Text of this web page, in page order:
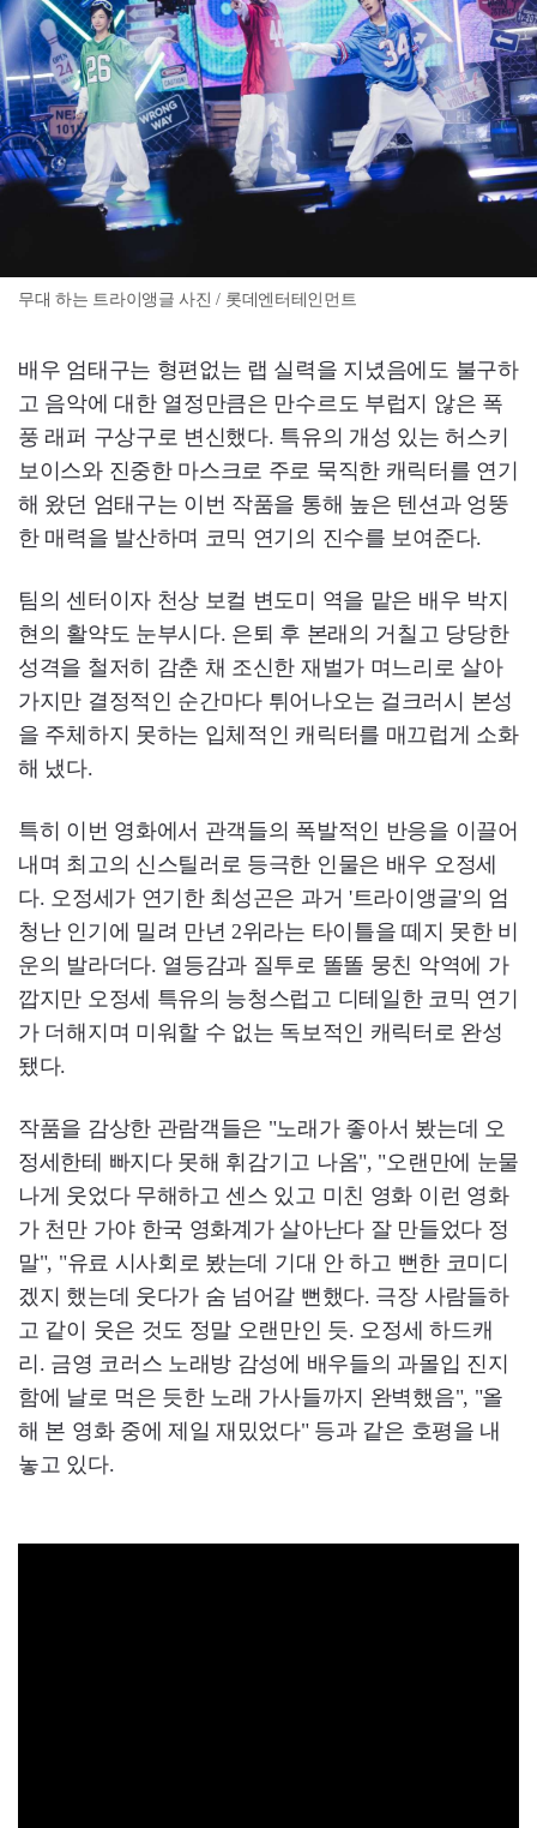
무대 하는 트라이앵글 사진 / 롯데엔터테인먼트
배우 엄태구는 형편없는 랩 실력을 지녔음에도 불구하
고 음악에 대한 열정만큼은 만수르도 부럽지 않은 폭
풍 래퍼 구상구로 변신했다. 특유의 개성 있는 허스키
보이스와 진중한 마스크로 주로 묵직한 캐릭터를 연기
해 왔던 엄태구는 이번 작품을 통해 높은 텐션과 엉뚱
한 매력을 발산하며 코믹 연기의 진수를 보여준다.
팀의 센터이자 천상 보컬 변도미 역을 맡은 배우 박지
현의 활약도 눈부시다. 은퇴 후 본래의 거칠고 당당한
성격을 철저히 감춘 채 조신한 재벌가 며느리로 살아
가지만 결정적인 순간마다 튀어나오는 걸크러시 본성
을 주체하지 못하는 입체적인 캐릭터를 매끄럽게 소화
해 냈다.
특히 이번 영화에서 관객들의 폭발적인 반응을 이끌어
내며 최고의 신스틸러로 등극한 인물은 배우 오정세
다. 오정세가 연기한 최성곤은 과거 '트라이앵글'의 엄
청난 인기에 밀려 만년 2위라는 타이틀을 떼지 못한 비
운의 발라더다. 열등감과 질투로 똘똘 뭉친 악역에 가
깝지만 오정세 특유의 능청스럽고 디테일한 코믹 연기
가 더해지며 미워할 수 없는 독보적인 캐릭터로 완성
됐다.
작품을 감상한 관람객들은 "노래가 좋아서 봤는데 오
정세한테 빠지다 못해 휘감기고 나옴", "오랜만에 눈물
나게 웃었다 무해하고 센스 있고 미친 영화 이런 영화
가 천만 가야 한국 영화계가 살아난다 잘 만들었다 정
말", "유료 시사회로 봤는데 기대 안 하고 뻔한 코미디
겠지 했는데 웃다가 숨 넘어갈 뻔했다. 극장 사람들하
고 같이 웃은 것도 정말 오랜만인 듯. 오정세 하드캐
리. 금영 코러스 노래방 감성에 배우들의 과몰입 진지
함에 날로 먹은 듯한 노래 가사들까지 완벽했음", "올
해 본 영화 중에 제일 재밌었다" 등과 같은 호평을 내
놓고 있다.